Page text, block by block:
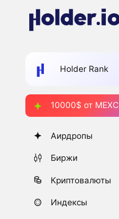
Holder Rank
10000$ от MEXC
Аирдропы
Биржи
Криптовалюты
Индексы